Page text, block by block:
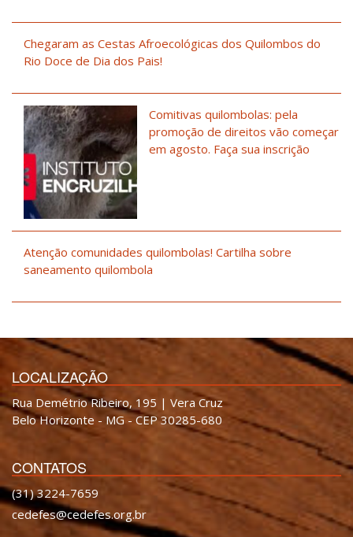
Chegaram as Cestas Afroecológicas dos Quilombos do
Rio Doce de Dia dos Pais!
Comitivas quilombolas: pela
promoção de direitos vão começar
em agosto. Faça sua inscrição
Atenção comunidades quilombolas! Cartilha sobre
saneamento quilombola
LOCALIZAÇÃO
Rua Demétrio Ribeiro, 195 | Vera Cruz
Belo Horizonte - MG - CEP 30285-680
CONTATOS
(31) 3224-7659
cedefes@cedefes.org.br